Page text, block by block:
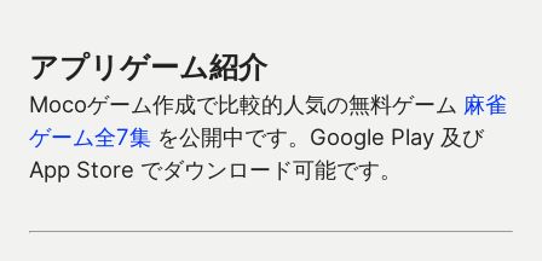
アプリゲーム紹介
Mocoゲーム作成で比較的人気の無料ゲーム 麻雀
ゲーム全7集 を公開中です。Google Play 及び
App Store でダウンロード可能です。